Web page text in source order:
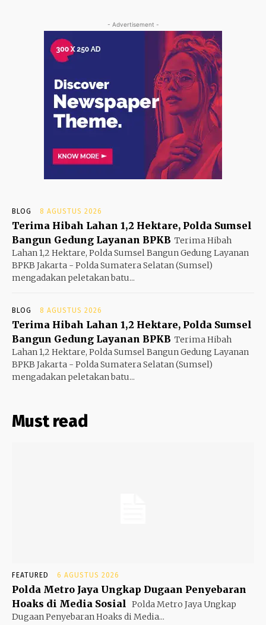
- Advertisement -
BLOG 8 AGUSTUS 2026
Terima Hibah Lahan 1,2 Hektare, Polda Sumsel
Bangun Gedung Layanan BPKB Terima Hibah
Lahan 1,2 Hektare, Polda Sumsel Bangun Gedung Layanan
BPKB Jakarta - Polda Sumatera Selatan (Sumsel)
mengadakan peletakan batu...
BLOG 8 AGUSTUS 2026
Terima Hibah Lahan 1,2 Hektare, Polda Sumsel
Bangun Gedung Layanan BPKB Terima Hibah
Lahan 1,2 Hektare, Polda Sumsel Bangun Gedung Layanan
BPKB Jakarta - Polda Sumatera Selatan (Sumsel)
mengadakan peletakan batu...
Must read
FEATURED 6 AGUSTUS 2026
Polda Metro Jaya Ungkap Dugaan Penyebaran
Hoaks di Media Sosial Polda Metro Jaya Ungkap
Dugaan Penyebaran Hoaks di Media...